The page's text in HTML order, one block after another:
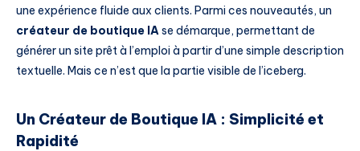
une expérience fluide aux clients. Parmi ces nouveautés, un
créateur de boutique IAse démarque, permettant de
générer un site prêt à l’emploi à partir d’une simple description
textuelle. Mais ce n’est que la partie visible de l’iceberg.
Un Créateur de Boutique IA : Simplicité et
Rapidité